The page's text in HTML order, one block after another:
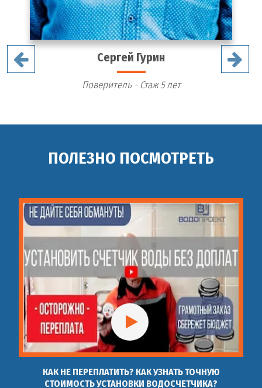
Сергей Гурин
Поверитель - Стаж 5 лет
ПОЛЕЗНО ПОСМОТРЕТЬ
КАК НЕ ПЕРЕПЛАТИТЬ? КАК УЗНАТЬ ТОЧНУЮ
СТОИМОСТЬ УСТАНОВКИ ВОДОСЧЕТЧИКА?